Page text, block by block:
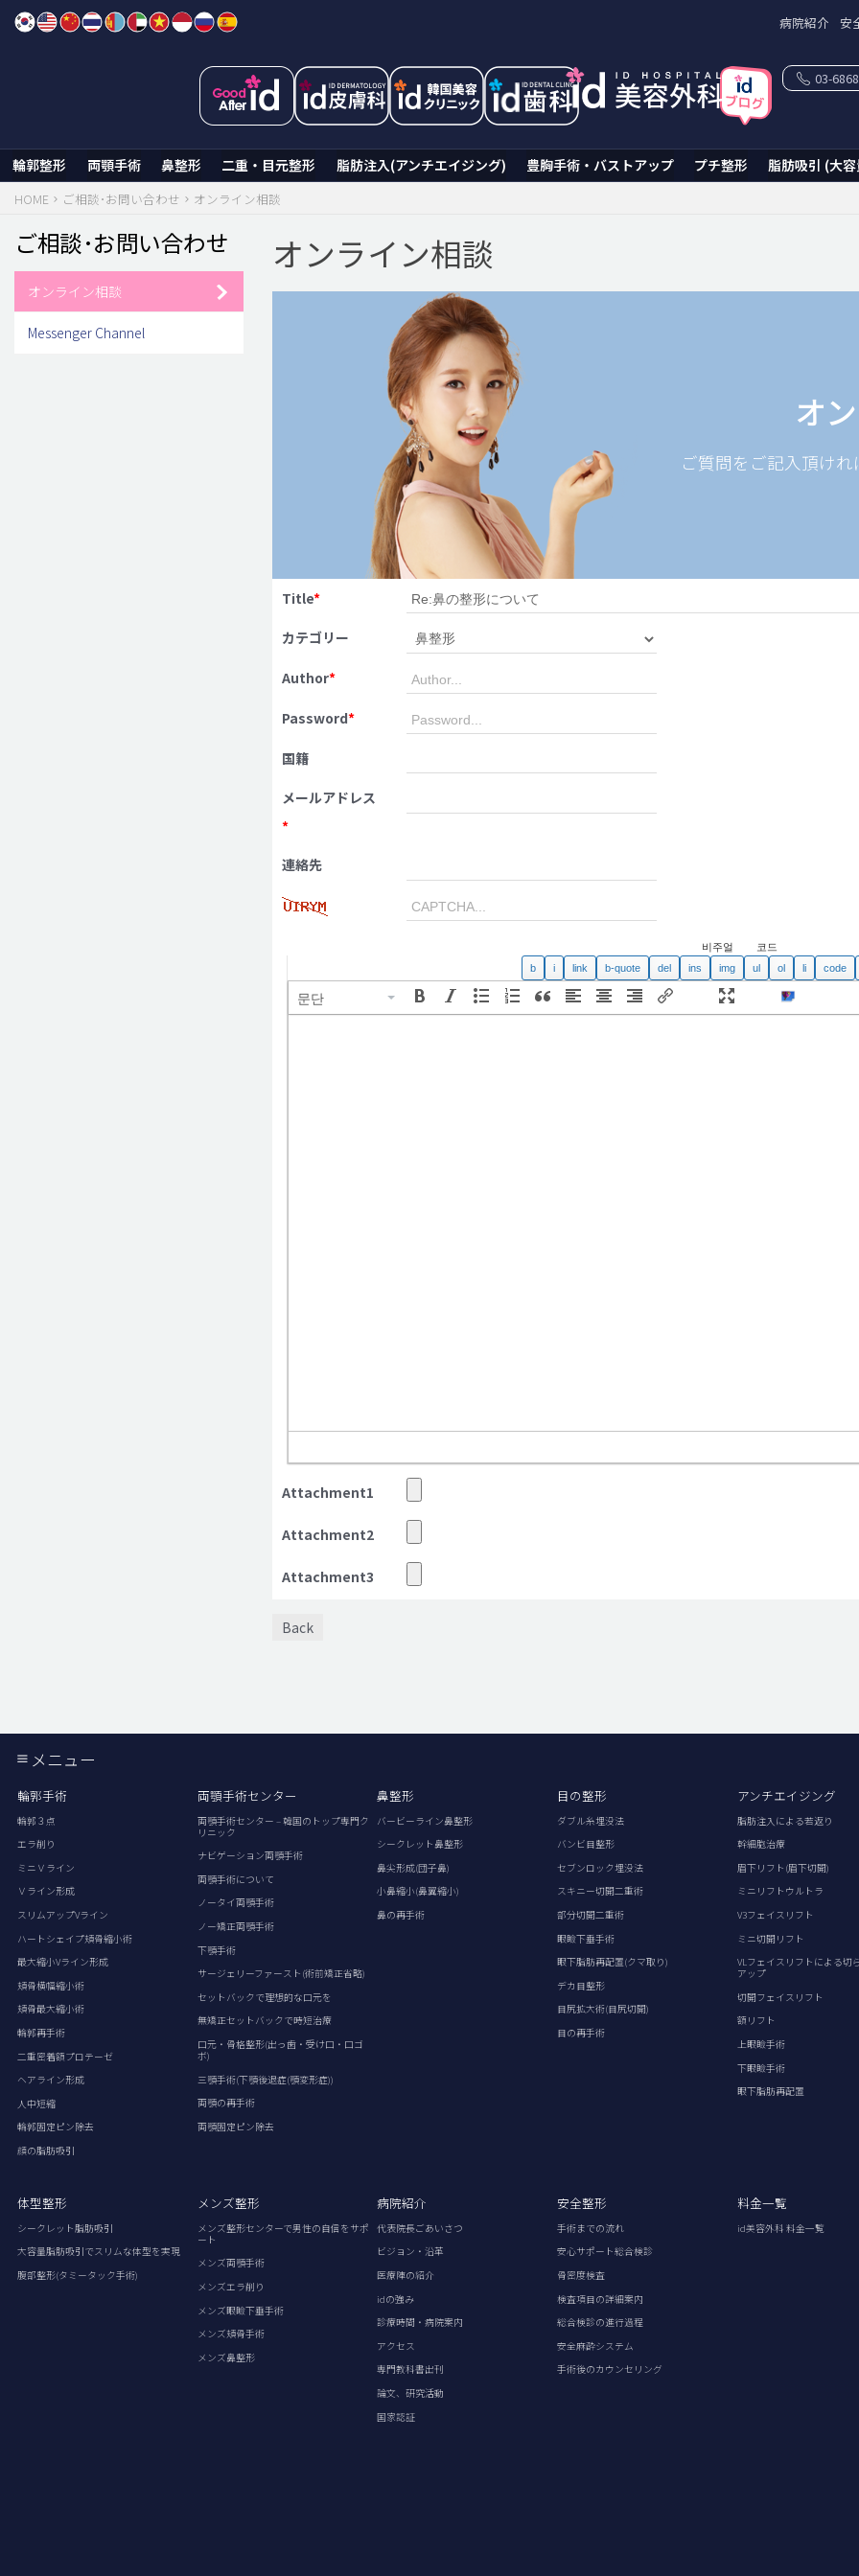
Skip
病院紹介 安
輪郭整形 両顎手術 鼻整形 二重・目元整形 脂肪注入(アンチエイジング) 豊胸手術・バストアップ プチ整形 脂肪吸引 (大
03-
HOME ご相談･お問い合わせ オンライン相談
オンライン相談
オ
ご質問をご記入頂け
Title*
カテゴリー
Author*
Password*
国籍
メールアドレス
*
連絡先
비주얼 코드
문단
Attachment1
Attachment2
Attachment3
Back
ご相談･お問い合わせ
オンライン相談
Messenger Channel
メニュー
輪郭手術
輪郭３点
エラ削り
ミニＶライン
Ｖライン形成
スリムアップVライン
ハートシェイプ頬骨縮小術
最大縮小Vライン形成
頬骨横幅縮小術
頬骨最大縮小術
輪郭再手術
二重密着額プロテーゼ
ヘアライン形成
人中短縮
輪郭固定ピン除去
顔の脂肪吸引
両顎手術センター
両顎手術センター – 韓国のトップ専門ク
リニック
ナビゲーション両顎手術
両顎手術について
ノータイ両顎手術
ノー矯正両顎手術
下顎手術
サージェリーファースト(術前矯正省略)
セットバックで理想的な口元を
無矯正セットバックで時短治療
口元・骨格整形(出っ歯・受け口・口ゴ
ボ)
三顎手術(下顎後退症(顎変形症))
両顎の再手術
両顎固定ピン除去
鼻整形
バービーライン鼻整形
シークレット鼻整形
鼻尖形成(団子鼻)
小鼻縮小(鼻翼縮小)
鼻の再手術
目の整形
ダブル糸埋没法
バンビ目整形
セブンロック埋没法
スキニー切開二重術
部分切開二重術
眼瞼下垂手術
眼下脂肪再配置(クマ取り)
デカ目整形
目尻拡大術(目尻切開)
目の再手術
アンチエイジング
脂肪注入による若返り
幹細胞治療
眉下リフト(眉下切開)
ミニリフトウルトラ
V3フェイスリフト
ミニ切開リフト
VLフェイスリフトによる切
アップ
切開フェイスリフト
額リフト
上眼瞼手術
下眼瞼手術
眼下脂肪再配置
体型整形
シークレット脂肪吸引
大容量脂肪吸引でスリムな体型を実現
腹部整形(タミータック手術)
メンズ整形
メンズ整形センターで男性の自信をサポ
ート
メンズ両顎手術
メンズエラ削り
メンズ眼瞼下垂手術
メンズ頬骨手術
メンズ鼻整形
病院紹介
代表院長ごあいさつ
ビジョン・沿革
医療陣の紹介
idの強み
診療時間・病院案内
アクセス
専門教科書出刊
論文、研究活動
国家認証
安全整形
手術までの流れ
安心サポート総合検診
骨密度検査
検査項目の詳細案内
総合検診の進行過程
安全麻酔システム
手術後のカウンセリング
料金一覧
id美容外科 料金一覧